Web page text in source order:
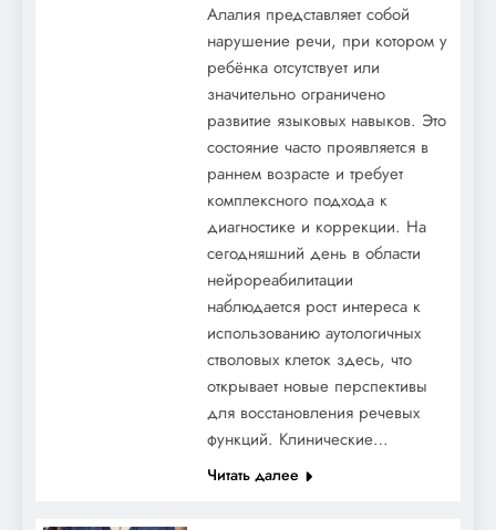
Алалия представляет собой
нарушение речи, при котором у
ребёнка отсутствует или
значительно ограничено
развитие языковых навыков. Это
состояние часто проявляется в
раннем возрасте и требует
комплексного подхода к
диагностике и коррекции. На
сегодняшний день в области
нейрореабилитации
наблюдается рост интереса к
использованию аутологичных
стволовых клеток здесь, что
открывает новые перспективы
для восстановления речевых
функций. Клинические…
Читать далее